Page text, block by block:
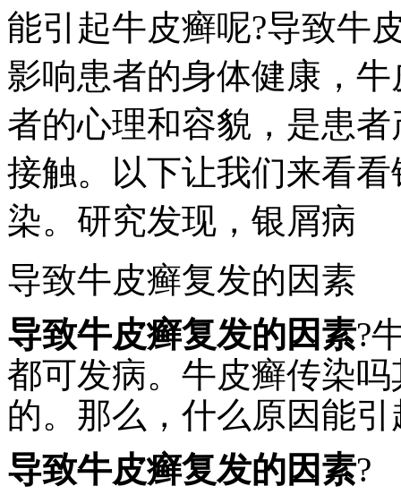
能引起牛皮癣呢?导致牛
影响患者的身体健康，
者的心理和容貌，是患
接触。以下让我们来看
染。研究发现，银屑病
导致牛皮癣复发的因素
导致牛皮癣复发的因素?
都可发病。牛皮癣传染
的。那么，什么原因能引
导致牛皮癣复发的因素?